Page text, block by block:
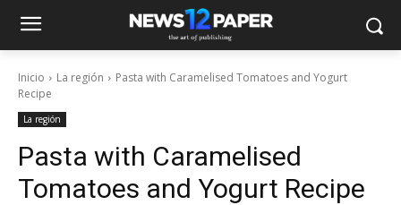
Inicio La región
Pasta with Caramelised Tomatoes and Yogurt
Recipe
La región
Pasta with Caramelised
Tomatoes and Yogurt Recipe